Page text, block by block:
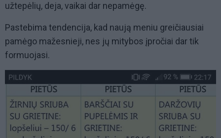
užtepėlių, deja, vaikai dar nepamėgę.
Pastebima tendencija, kad naują meniu greičiausiai
pamėgo mažesnieji, nes jų mitybos įpročiai dar tik
formuojasi.